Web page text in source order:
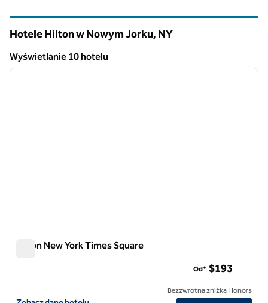
Hotele Hilton w Nowym Jorku, NY
Wyświetlanie 10 hotelu
Wyświetlanie 10 hotelu
1 z 13
Hilton New York Times Square
Od* $193
Bezzwrotna zniżka Honors